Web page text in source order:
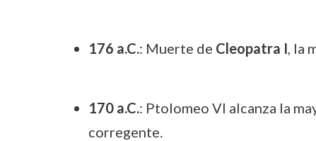
176 a.C.: Muerte de Cleopatra I, la
170 a.C.: Ptolomeo VI alcanza la
corregente.